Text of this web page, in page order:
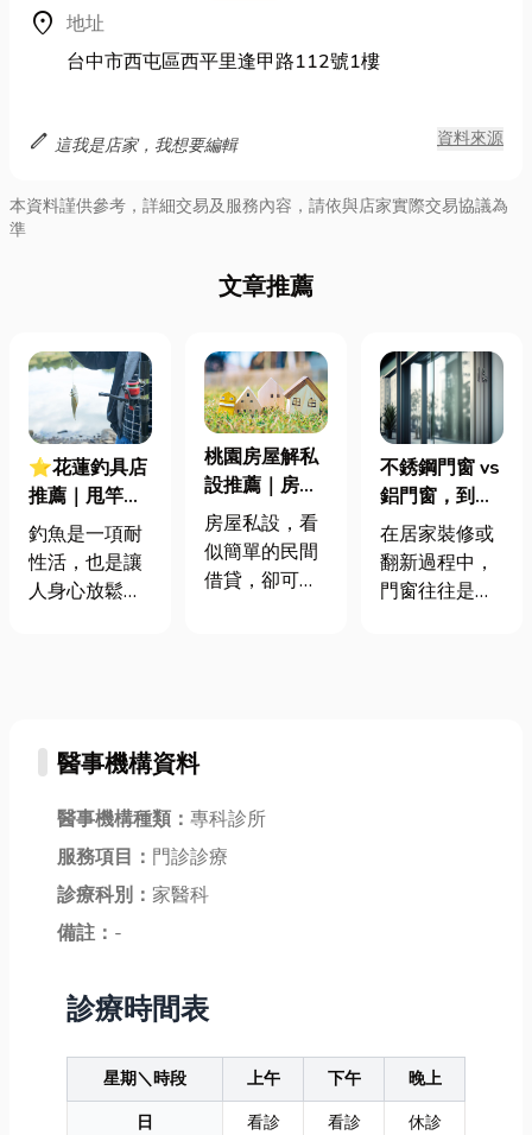
location_on 地址
台中市西屯區西平里逢甲路112號1樓
edit 這我是店家，我想要編輯 資料來源
本資料謹供參考，詳細交易及服務內容，請依與店家實際交易協議為
準
文章推薦
⭐花蓮釣具店
推薦｜甩竿
去！一篇整理
釣具挑選、釣
場推薦，讓你
釣魚是一項耐
性活，也是讓
人身心放鬆的
有哪些?今天小
有關釣具入門
的相關知識，
合初學者的釣
魚設備以及容
類，從釣竿、
魚線到魚餌，
文末還會分
桃園房屋解私
設推薦｜房屋
私設怎麼辦？
輕鬆解套，成
功轉貸銀行不
房屋私設，看
似簡單的民間
借貸，卻可能
法轉貸銀行，
利息與法律風
險。別擔心，
專業的解決方
功解除私設，
順...
不銹鋼門窗 vs
鋁門窗，到底
怎麼選？過來
人的經驗談
在居家裝修或
翻新過程中，
門窗往往是被
材質特性、適
用...
醫事機構資料
醫事機構種類： 專科診所
服務項目： 門診診療
診療科別： 家醫科
備註： -
診療時間表
星期＼時段 上午 下午
晚上
日
看診 看診
休診